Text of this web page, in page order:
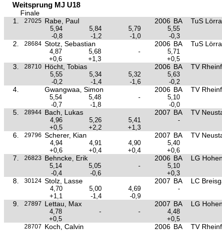
Weitsprung MJ U18
Finale
1.
27025 Rabe, Paul 2006 BA TuS
5,94 5,84 5,79
5,55
-0,8
-1,2 -1,0 -0,3
2. 28684 Stotz, Sebastian 2006 BA TuS
4,87 5,68 -
5,71
+0,6
+1,3 +0,5
3. 28710 Höcht, Tobias 2006 BA TV
5,55 5,34 5,32
5,63
-0,2
-1,4 -1,6 -0,2
4. Gwangwaa, Simon 2006 BA TV
5,54 5,48 -
5,10
-0,7
-1,8 -0,0
5. 28944 Bach, Lukas 2007 BA TV
4,96 5,26 5,41
-
+0,5
+2,2 +1,3
6. 29796 Scherer, Kian 2007 BA TV
4,94 4,91 4,90
5,40
+0,6
+0,4 +0,4 +0,6
7. 26823 Behncke, Erik 2006 BA LG
5,14 5,05 -
5,10
-0,4
-0,6 +0,3
8. 30124 Stolz, Lasse 2007 BA LC
4,70 5,00 4,69
-
+1,1
-1,4 -0,9
9. 27897 Lettau, Max 2007 BA LG
4,78 - -
4,48
+0,5
+0,5
28707 Koch, Calvin 2006 BA TV